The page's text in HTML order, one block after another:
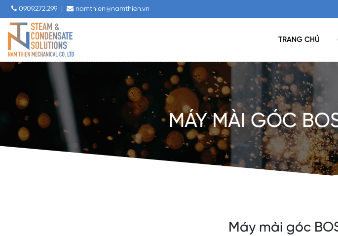
0909.272.299 namthien@namthien.vn
TRANG CHỦ
MÁY MÀI GÓC
Máy mài góc